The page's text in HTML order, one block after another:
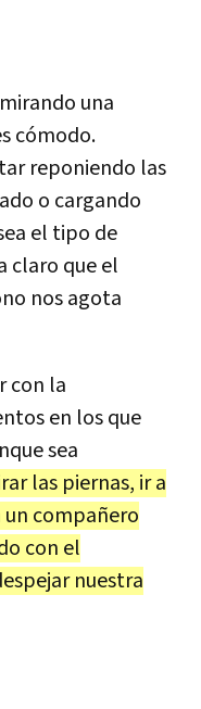
una
cómodo.
reponiendo las
o cargando
el tipo de
claro que el
nos agota
con la
en los que
sea
las piernas, ir a
compañero
con el
nuestra